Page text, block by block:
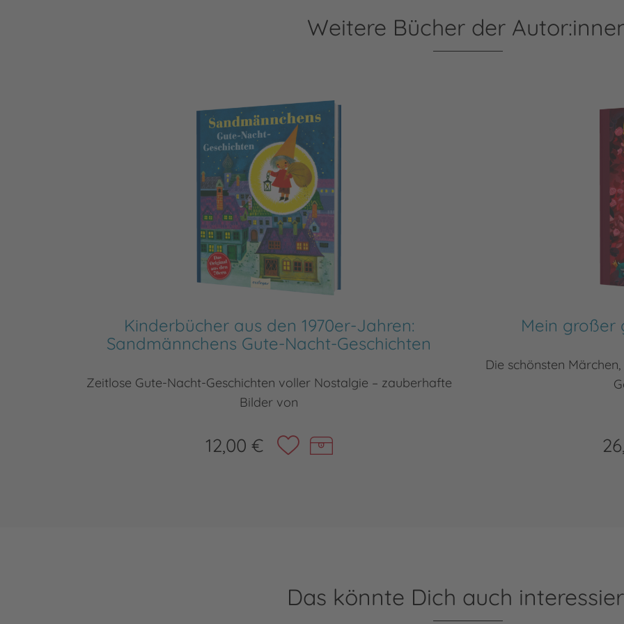
Weitere Bücher der
Kinderbücher aus den 1970er-Jahren:
Sandmännchens Gute-Nacht-Geschichten
Zeitlose Gute-Nacht-Geschichten voller Nostalgie – zauberhafte
Bilder von
12,00 €
Mein großer
Die schönsten
Das könnte Dich auch